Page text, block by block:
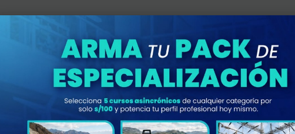
tensión